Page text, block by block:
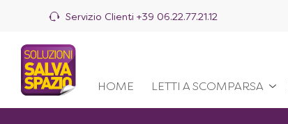
Servizio Clienti +39 06.22.77.21.12
HOME LETTI A SCOMPARSA